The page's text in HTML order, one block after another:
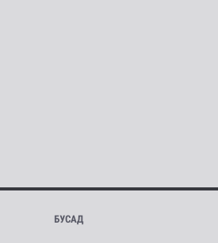
БУСАД